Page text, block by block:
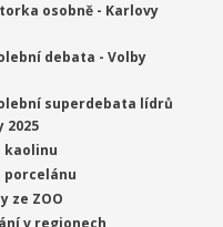
osobně - Karlovy
debata - Volby
superdebata lídrů
2025
kaolinu
porcelánu
ze ZOO